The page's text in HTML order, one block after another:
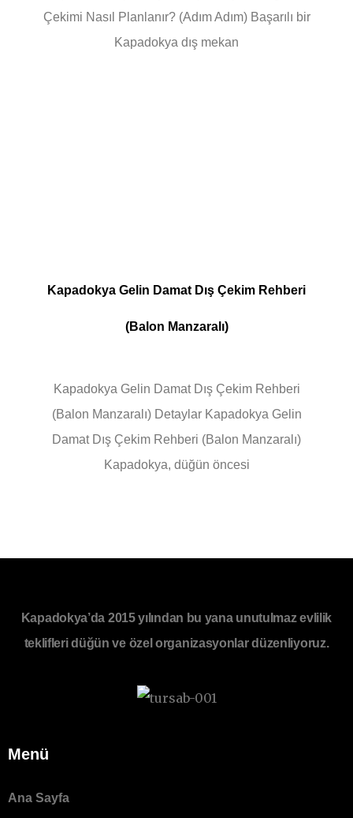
Çekimi Nasıl Planlanır? (Adım Adım) Başarılı bir
Kapadokya dış mekan
Kapadokya Gelin Damat Dış Çekim Rehberi
(Balon Manzaralı)
Kapadokya Gelin Damat Dış Çekim Rehberi
(Balon Manzaralı) Detaylar Kapadokya Gelin
Damat Dış Çekim Rehberi (Balon Manzaralı)
Kapadokya, düğün öncesi
Kapadokya’da 2015 yılından bu yana unutulmaz evlilik
teklifleri düğün ve özel organizasyonlar düzenliyoruz.
Menü
Ana Sayfa